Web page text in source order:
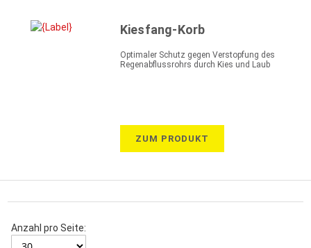
Kiesfang-Korb
Optimaler Schutz gegen Verstopfung des
Regenabflussrohrs durch Kies und Laub
ZUM PRODUKT
Anzahl pro Seite: